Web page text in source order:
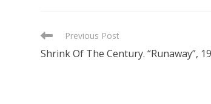
READ
ARTICLES
Previous Post
Shrink Of The Century. “Runaway”,